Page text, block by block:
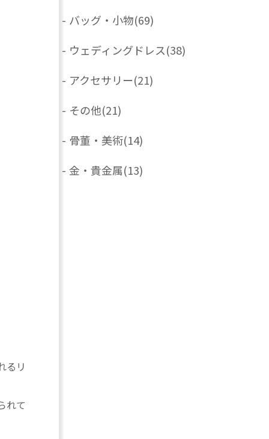
るリ
れて
- バッグ・小物(69)
- ウェディングドレス(38)
- アクセサリー(21)
- その他(21)
- 骨董・美術(14)
- 金・貴金属(13)